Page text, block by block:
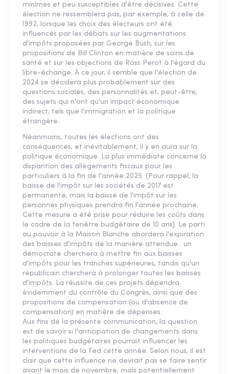
minimes et peu susceptibles d'être décisives. Cette
élection ne ressemblera pas, par exemple, à celle de
1992, lorsque les choix des électeurs ont été
influencés par les débats sur les augmentations
d'impôts proposées par George Bush, sur les
propositions de Bill Clinton en matière de soins de
santé et sur les objections de Ross Perot à l'égard du
libre-échange. À ce jour, il semble que l'élection de
2024 se décidera plus probablement sur des
questions sociales, des personnalités et, peut-être,
des sujets qui n'ont qu'un impact économique
indirect, tels que l'immigration et la politique
étrangère.
Néanmoins, toutes les élections ont des
conséquences, et inévitablement, il y en aura sur la
politique économique. La plus immédiate concerne la
disparition des allègements fiscaux pour les
particuliers à la fin de l'année 2025. (Pour rappel, la
baisse de l'impôt sur les sociétés de 2017 est
permanente, mais la baisse de l'impôt sur les
personnes physiques prendra fin l'année prochaine.
Cette mesure a été prise pour réduire les coûts dans
le cadre de la fenêtre budgétaire de 10 ans). Le parti
au pouvoir à la Maison Blanche abordera l'expiration
des baisses d'impôts de la manière attendue : un
démocrate cherchera à mettre fin aux baisses
d'impôts pour les tranches supérieures, tandis qu'un
républicain cherchera à prolonger toutes les baisses
d'impôts. La réussite de ces projets dépendra
évidemment du contrôle du Congrès, ainsi que des
propositions de compensation (ou d'absence de
compensation) en matière de dépenses.
Aux fins de la présente communication, la question
est de savoir si l'anticipation de changements dans
les politiques budgétaires pourrait influencer les
interventions de la Fed cette année. Selon nous, il est
clair que cette influence ne devrait pas se faire sentir
avant le mois de novembre, mais potentiellement